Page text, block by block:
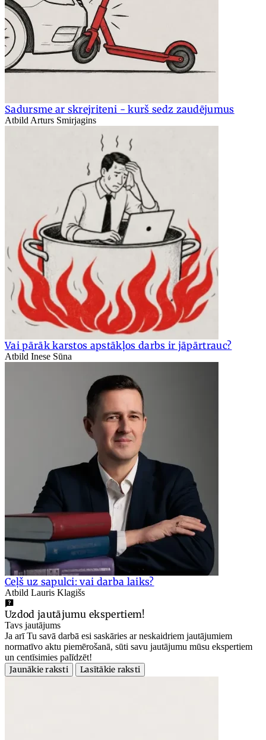
Sadursme ar skrejriteni - kurš sedz zaudējumus
Atbild Arturs Smirjagins
Vai pārāk karstos apstākļos darbs ir jāpārtrauc?
Atbild Inese Sūna
Ceļš uz sapulci: vai darba laiks?
Atbild Lauris Klagišs
Uzdod jautājumu ekspertiem!
Tavs jautājums
Ja arī Tu savā darbā esi saskāries ar neskaidriem jautājumiem
normatīvo aktu piemērošanā, sūti savu jautājumu mūsu ekspertiem
un centīsimies palīdzēt!
Jaunākie raksti
Lasītākie raksti